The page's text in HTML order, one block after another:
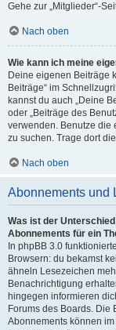
Gehe zur „Mitglieder“-
Nach oben
Wie kann ich meine
Deine eigenen Beiträge
Beiträge“ im
kannst du auch „Deine
oder „Beiträge des
verwenden. Benutze die
zu suchen. Trage dort
Nach oben
Abonnements und
Was ist der
Abonnements für ein
In phpBB 3.0
Browsern: du bekamst
ähneln Lesezeichen
Benachrichtigung
hingegen informieren
Forums des Boards.
Abonnements können